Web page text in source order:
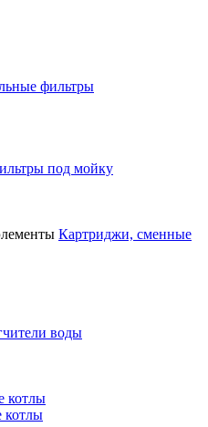
фильтры
под мойку
Картриджи, сменные
воды
котлы
котлы